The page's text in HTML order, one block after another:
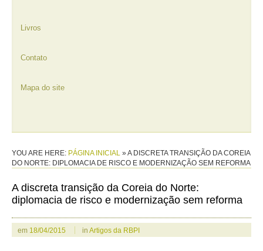
Livros
Contato
Mapa do site
YOU ARE HERE: PÁGINA INICIAL »A DISCRETA TRANSIÇÃO DA COREIA
DO NORTE: DIPLOMACIA DE RISCO E MODERNIZAÇÃO SEM REFORMA
A discreta transição da Coreia do Norte:
diplomacia de risco e modernização sem reforma
em 18/04/2015 in Artigos da RBPI